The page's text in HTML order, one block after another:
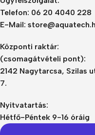
Telefon: 06 20 4040 228
E-Mail:
Központi raktár:
(csomagátvételi pont):
2142 Nagytarcsa, Szilas
7.
Nyitvatartás:
Hétfő-Péntek 9-16 óráig